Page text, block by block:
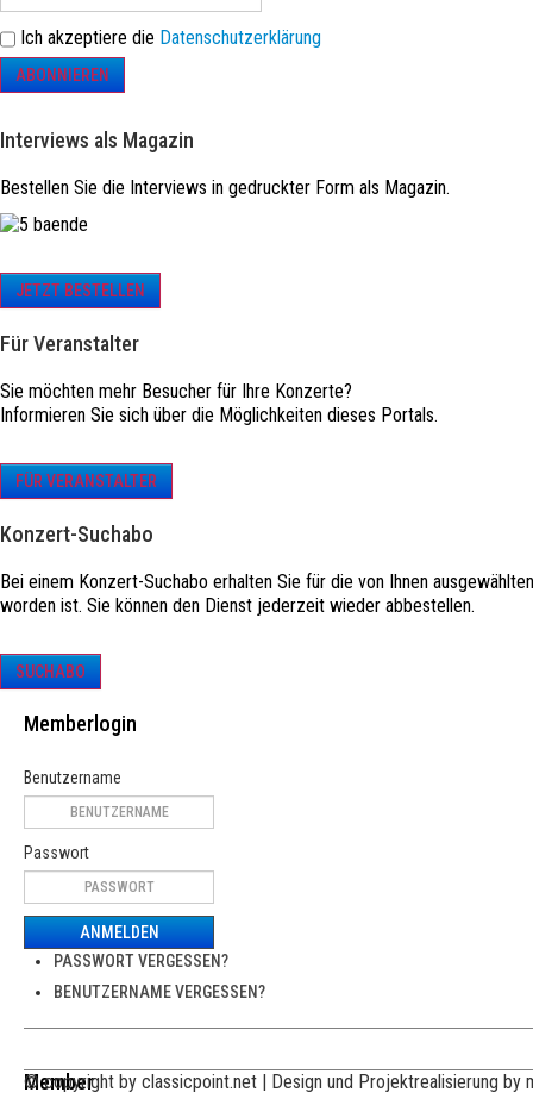
Ich akzeptiere die Datenschutzerklärung
ABONNIEREN
Interviews als Magazin
Bestellen Sie die Interviews in gedruckter Form als Magazin.
JETZT BESTELLEN
Für Veranstalter
Sie möchten mehr Besucher für Ihre Konzerte?
Informieren Sie sich über die Möglichkeiten dieses Portals.
FÜR VERANSTALTER
Konzert-Suchabo
Bei einem Konzert-Suchabo erhalten Sie für die von Ihnen
worden ist. Sie können den Dienst jederzeit wieder abbestellen.
SUCHABO
Memberlogin
Benutzername
Passwort
ANMELDEN
PASSWORT VERGESSEN?
BENUTZERNAME VERGESSEN?
Member
© copyright by classicpoint.net | Design und Projektrealisierung by